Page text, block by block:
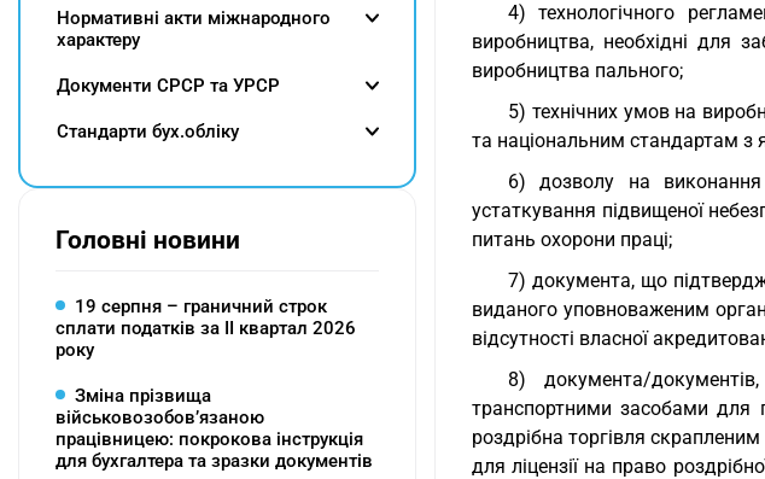
4) технологічного
виробництва, необхідні для
виробництва пального;
5) технічних умов на
та національним стандартам з
6) дозволу на виконання
устаткування підвищеної
питань охорони праці;
7) документа, що
виданого уповноваженим
відсутності власної
8) документа/
транспортними засобами для
роздрібна торгівля
для ліцензії на право
Нормативні акти міжнародного
характеру
Документи СРСР та УРСР
Cтандарти бух.обліку
Головні новини
19 серпня – граничний строк
сплати податків за ІI квартал 2026
року
Зміна прізвища
військовозобов’язаною
працівницею: покрокова інструкція
для бухгалтера та зразки документів